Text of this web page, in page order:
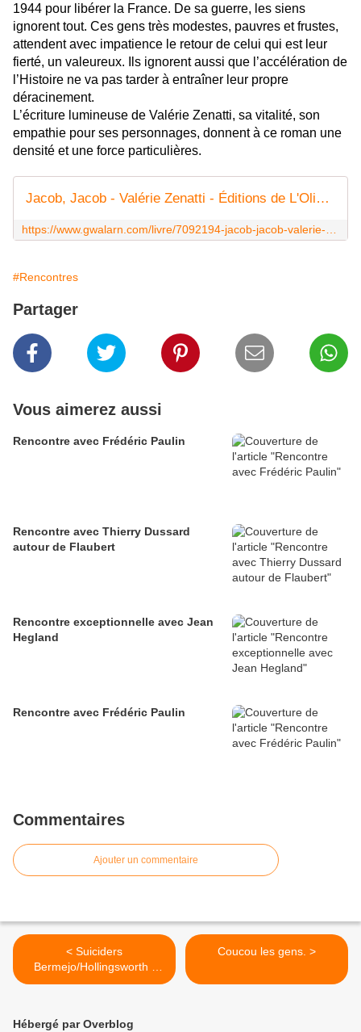
1944 pour libérer la France. De sa guerre, les siens
ignorent tout. Ces gens très modestes, pauvres et frustes,
attendent avec impatience le retour de celui qui est leur
fierté, un valeureux. Ils ignorent aussi que l’accélération de
l’Histoire ne va pas tarder à entraîner leur propre
déracinement.
L’écriture lumineuse de Valérie Zenatti, sa vitalité, son
empathie pour ses personnages, donnent à ce roman une
densité et une force particulières.
Jacob, Jacob - Valérie Zenatti - Éditions de L'Olivier
#Rencontres
Partager
Vous aimerez aussi
Rencontre avec Frédéric Paulin
Rencontre avec Thierry Dussard
autour de Flaubert
Rencontre exceptionnelle avec Jean
Hegland
Rencontre avec Frédéric Paulin
Commentaires
Ajouter un commentaire
< Suiciders
Bermejo/Hollingsworth -
#bookface...
Coucou les gens. >
Hébergé par Overblog